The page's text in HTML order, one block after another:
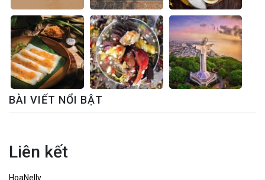
BÀI VIẾT NỔI BẬT
Liên kết
HoaNelly